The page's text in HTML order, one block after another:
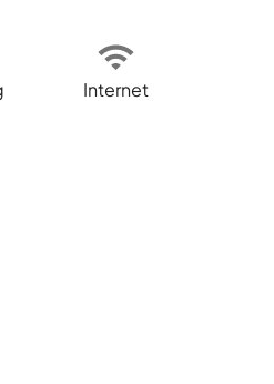
Internet